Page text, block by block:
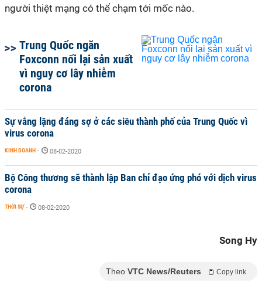
người thiệt mạng có thể chạm tới mốc nào.
Trung Quốc ngăn
Foxconn nối lại sản xuất
vì nguy cơ lây nhiễm
corona
Sự vắng lặng đáng sợ ở các siêu thành phố của Trung Quốc vì
virus corona
KINH DOANH - 08-02-2020
Bộ Công thương sẽ thành lập Ban chỉ đạo ứng phó với dịch virus
corona
THỜI SỰ - 08-02-2020
Song Hy
Theo VTC News/Reuters Copy link